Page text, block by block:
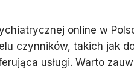
online w
czynników, takich jak
usługi. Warto